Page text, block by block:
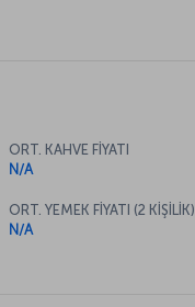
ORT. KAHVE FİYATI
N/A
ORT. YEMEK FİYATI (2 KİŞİLİK)
N/A